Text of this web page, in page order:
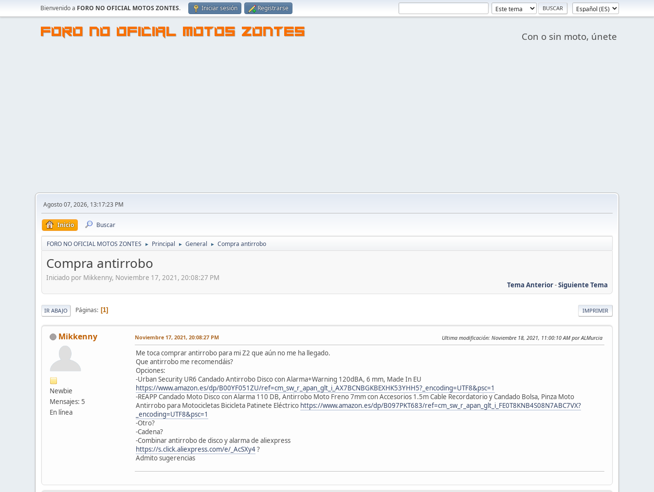
Bienvenido a FORO NO OFICIAL MOTOS ZONTES. Iniciar sesión Registrarse
FORO NO OFICIAL MOTOS ZONTES Con o sin moto, únete
Agosto 07, 2026, 13:17:23 PM
Inicio Buscar
FORO NO OFICIAL MOTOS ZONTES ► Principal ► General ► Compra antirrobo
Compra antirrobo
Iniciado por Mikkenny, Noviembre 17, 2021, 20:08:27 PM
Tema Anterior-Siguiente Tema
IMPRIMIR
IR ABAJO Páginas 1
Mikkenny
Newbie
Mensajes: 5
En línea
Noviembre 17, 2021, 20:08:27 PM Ultima modificación: Noviembre 18, 2021, 11:00:10 AM por ALMurcia
Me toca comprar antirrobo para mi Z2 que aún no me ha llegado.
Que antirrobo me recomendáis?
Opciones:
-Urban Security UR6 Candado Antirrobo Disco con Alarma+Warning 120dBA, 6 mm, Made In EU
https://www.amazon.es/dp/B00YF051ZU/ref=cm_sw_r_apan_glt_i_AX7BCNBGKBEXHK53YHH5?_encoding=UTF8&psc=1
-REAPP Candado Moto Disco con Alarma 110 DB, Antirrobo Moto Freno 7mm con Accesorios 1.5m Cable Recordatorio y Candado Bolsa, Pinza Moto
Antirrobo para Motocicletas Bicicleta Patinete Eléctrico https://www.amazon.es/dp/B097PKT683/ref=cm_sw_r_apan_glt_i_FE0T8KNB4S08N7ABC7VX?
_encoding=UTF8&psc=1
-Otro?
-Cadena?
-Combinar antirrobo de disco y alarma de aliexpress
https://s.click.aliexpress.com/e/_AcSXy4?
Admito sugerencias